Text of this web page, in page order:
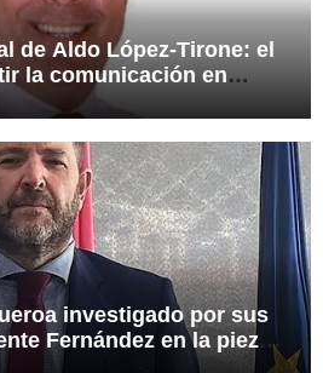
de Aldo López-Tirone: el
la comunicación en
investigado por sus
Fernández en la pieza